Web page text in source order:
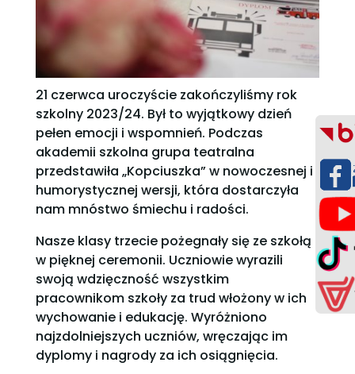
21 czerwca uroczyście zakończyliśmy rok
szkolny 2023/24. Był to wyjątkowy dzień
pełen emocji i wspomnień. Podczas
akademii szkolna grupa teatralna
przedstawiła „Kopciuszka” w nowoczesnej i
humorystycznej wersji, która dostarczyła
nam mnóstwo śmiechu i radości.
Nasze klasy trzecie pożegnały się ze szkołą
w pięknej ceremonii. Uczniowie wyrazili
swoją wdzięczność wszystkim
pracownikom szkoły za trud włożony w ich
wychowanie i edukację. Wyróżniono
najzdolniejszych uczniów, wręczając im
dyplomy i nagrody za ich osiągnięcia.